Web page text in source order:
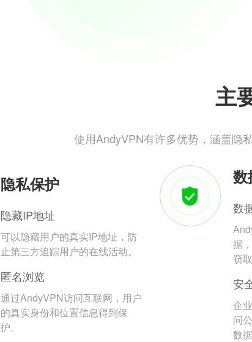
主
使用AndyVPN有许多优势，涵盖隐
隐私保护
隐藏IP地址
可以隐藏用户的真实IP地址，防
止第三方追踪用户的在线活动。
匿名浏览
通过AndyVPN访问互联网，用户
的真实身份和位置信息得到保
护。
数
数
据
窃
安
企
问
数